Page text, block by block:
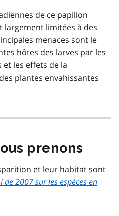
de ce papillon
limitées à des
menaces sont le
hôtes des larves par les
et les effets de la
plantes envahissantes
prenons
et leur habitat sont
de 2007 sur les espèces en